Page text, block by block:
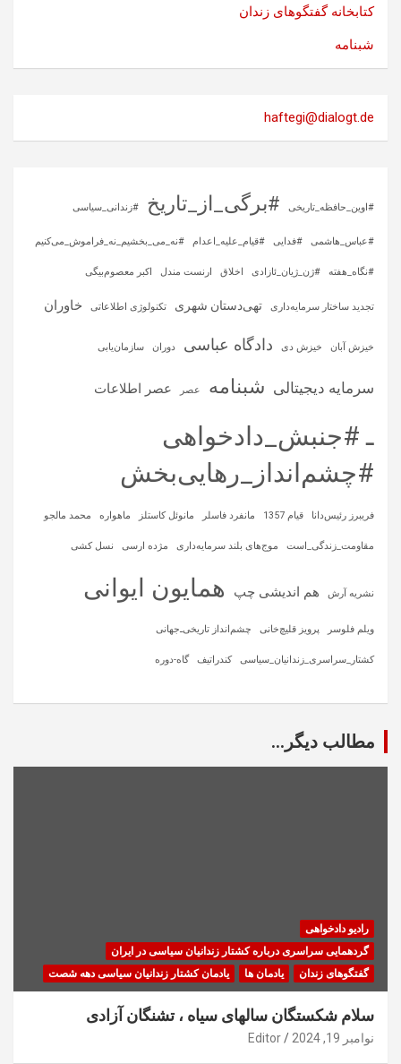
کتابخانه گفتگوهای زندان
شبنامه
haftegi@dialogt.de
#اوین_حافظه_تاریخی #برگی_از_تاریخ #زندانی_سیاسی
#عباس_هاشمی #فدایی #قیام_علیه_اعدام #نه_می_بخشیم_نه_فراموش_می‌کنیم
#نگاه_هفته #ژن_ژیان_ئازادی اخلاق ارنست مندل اکبر معصوم‌بیگی
تجدید ساختار سرمایه‌داری تهی‌دستان شهری تکنولوژی اطلاعاتی خاوران
خیزش آبان خیزش دی دادگاه عباسی دوران سازمان‌یابی
سرمایه‌ دیجیتالی شبنامه عصر عصر اطلاعات
ـ #جنبش_دادخواهی
#چشم‌انداز_رهایی‌بخش
فریبرز رئیس‌دانا قیام 1357 مانفرد فاسلر مانوئل کاستلز ماهواره‌ محمد مالجو
مقاومت_زندگی_است موج‌های بلند سرمایه‌داری مژده ارسی نسل کشی
نشریه آرش هم اندیشی چپ همایون ایوانی
ویلم فلوسر پرویز قلیچ‌خانی چشم‌انداز تاریخی‌ـ‌جهانی
کشتار_سراسری_زندانیان_سیاسی کندراتیف گاه-دوره
مطالب دیگر...
رادیو دادخواهی
گردهمایی سراسری درباره کشتار زندانیان سیاسی در ایران
گفتگوهای زندان
یادمان ها یادمان کشتار زندانیان سیاسی دهه شصت
سلام شکستگان سالهای سیاه ، تشنگان آزادی
نوامبر 19, 2024 Editor